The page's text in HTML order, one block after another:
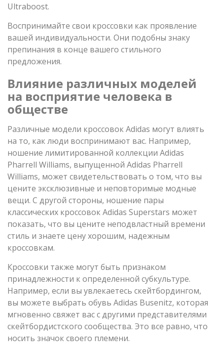
Ultraboost.
Воспринимайте свои кроссовки как проявление
вашей индивидуальности. Они подобны знаку
препинания в конце вашего стильного
предложения.
Влияние различных моделей
на восприятие человека в
обществе
Различные модели кроссовок Adidas могут влиять
на то, как люди воспринимают вас. Например,
ношение лимитированной коллекции Adidas
Pharrell Williams, выпущенной Adidas Pharrell
Williams, может свидетельствовать о том, что вы
цените эксклюзивные и неповторимые модные
вещи. С другой стороны, ношение пары
классических кроссовок Adidas Superstars может
показать, что вы цените неподвластный времени
стиль и знаете цену хорошим, надежным
кроссовкам.
Кроссовки также могут быть признаком
принадлежности к определенной субкультуре.
Например, если вы увлекаетесь скейтбордингом,
вы можете выбрать обувь Adidas Busenitz, которая
мгновенно свяжет вас с другими представителями
скейтбордистского сообщества. Это все равно, что
носить значок своего племени.